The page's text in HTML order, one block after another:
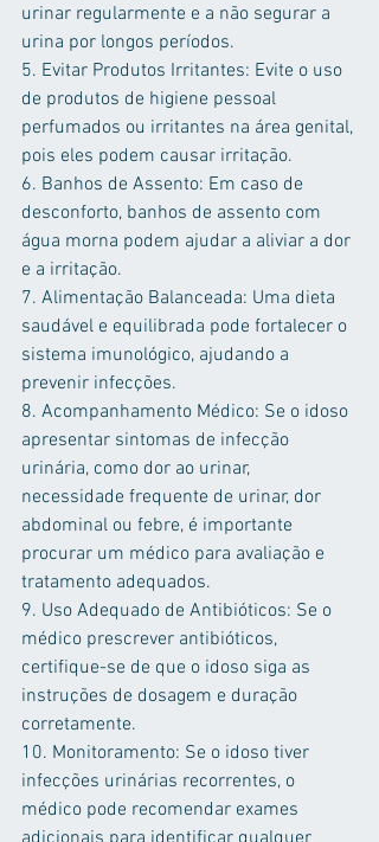
urinar regularmente e a não segurar a
urina por longos períodos.
5. Evitar Produtos Irritantes: Evite o uso
de produtos de higiene pessoal
perfumados ou irritantes na área genital,
pois eles podem causar irritação.
6. Banhos de Assento: Em caso de
desconforto, banhos de assento com
água morna podem ajudar a aliviar a dor
e a irritação.
7. Alimentação Balanceada: Uma dieta
saudável e equilibrada pode fortalecer o
sistema imunológico, ajudando a
prevenir infecções.
8. Acompanhamento Médico: Se o idoso
apresentar sintomas de infecção
urinária, como dor ao urinar,
necessidade frequente de urinar, dor
abdominal ou febre, é importante
procurar um médico para avaliação e
tratamento adequados.
9. Uso Adequado de Antibióticos: Se o
médico prescrever antibióticos,
certifique-se de que o idoso siga as
instruções de dosagem e duração
corretamente.
10. Monitoramento: Se o idoso tiver
infecções urinárias recorrentes, o
médico pode recomendar exames